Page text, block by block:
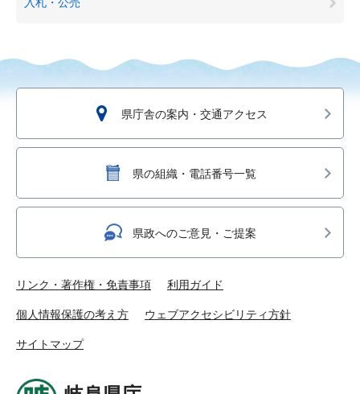
県庁舎の案内・交通アクセス
県の組織・電話番号一覧
県政へのご意見・ご提案
リンク・著作権・免責事項 利用ガイド
個人情報保護の考え方 ウェブアクセシビリティ方針
サイトマップ